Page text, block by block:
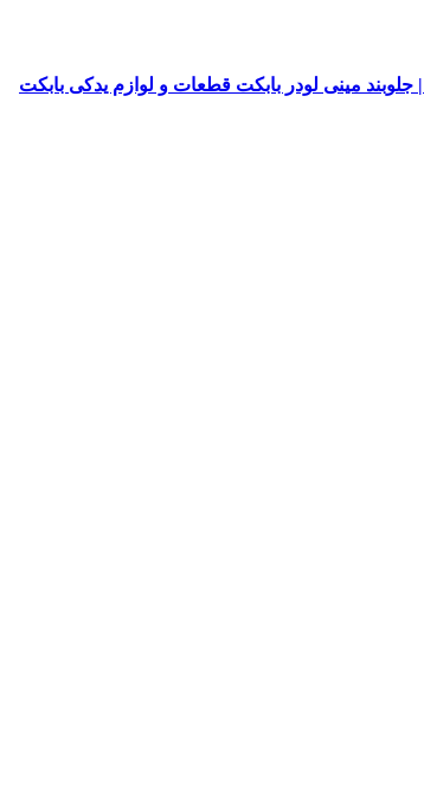
| جلوبند مینی لودر بابکت قطعات و لوازم یدکی بابکت